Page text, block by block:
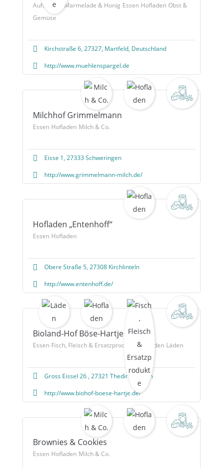
Aufstriche, Marmelade & Honig Essen Hofladen Obst &
Gemüse
Kirchstraße 6, 27327, Martfeld, Deutschland
http://www.muehlenspargel.de
Milchhof Grimmelmann
Essen Hofladen Milch & Co.
Eisse 1, 27333 Schweringen
http://www.grimmelmann-milch.de/
Hofladen „Entenhoff“
Essen Hofladen
Obere Straße 5, 27308 Kirchlinteln
http://www.entenhoff.de/
Bioland-Hof Böse-Hartje
Essen Fisch, Fleisch & Ersatzprodukte Hofladen Läden
Gross Eissel 26 , 27321 Thedinghausen
http://www.biohof-boese-hartje.de/
Brownies & Cookies
Essen Hofladen Milch & Co.